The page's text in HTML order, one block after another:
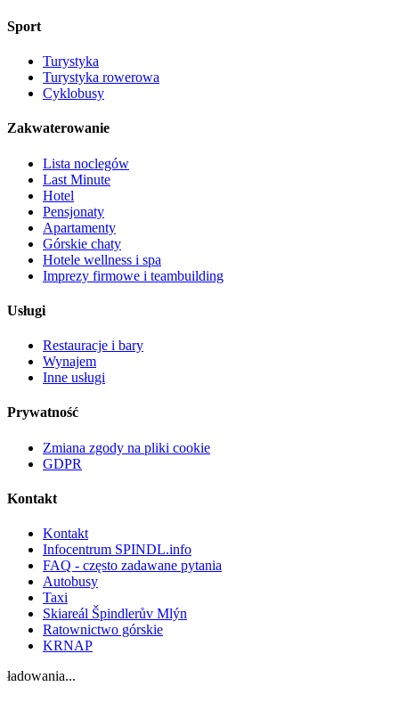
Sport
Turystyka
Turystyka rowerowa
Cyklobusy
Zakwaterowanie
Lista noclegów
Last Minute
Hotel
Pensjonaty
Apartamenty
Górskie chaty
Hotele wellness i spa
Imprezy firmowe i teambuilding
Usługi
Restauracje i bary
Wynajem
Inne usługi
Prywatność
Zmiana zgody na pliki cookie
GDPR
Kontakt
Kontakt
Infocentrum SPINDL.info
FAQ - często zadawane pytania
Autobusy
Taxi
Skiareál Špindlerův Mlýn
Ratownictwo górskie
KRNAP
ładowania...